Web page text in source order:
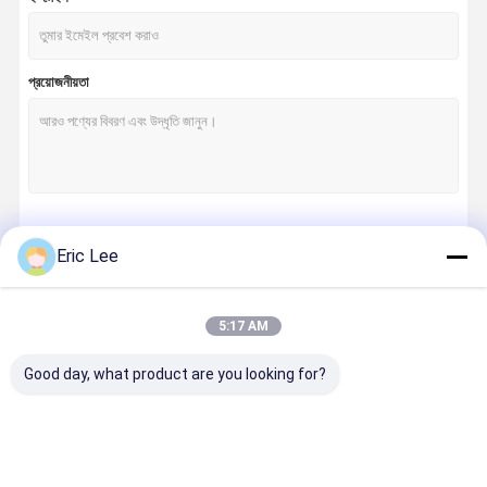
প্রয়োজনীয়তা
Eric Lee
5:17 AM
Good day, what product are you looking for?